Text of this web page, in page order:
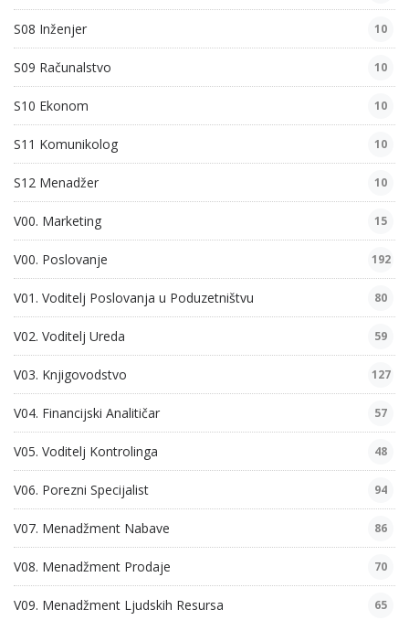
S08 Inženjer 10
S09 Računalstvo 10
S10 Ekonom 10
S11 Komunikolog 10
S12 Menadžer 10
V00. Marketing 15
V00. Poslovanje 192
V01. Voditelj Poslovanja u Poduzetništvu 80
V02. Voditelj Ureda 59
V03. Knjigovodstvo 127
V04. Financijski Analitičar 57
V05. Voditelj Kontrolinga 48
V06. Porezni Specijalist 94
V07. Menadžment Nabave 86
V08. Menadžment Prodaje 70
V09. Menadžment Ljudskih Resursa 65